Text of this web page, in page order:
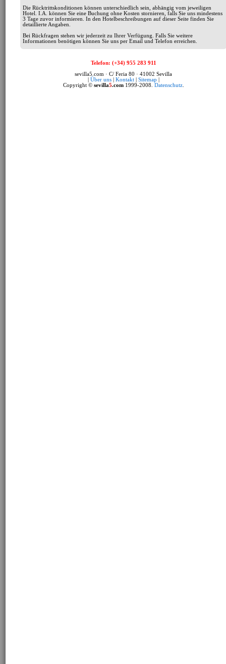
Die Rücktrittskonditionen können unterschiedlich sein, abhängig vom jeweiligen
Hotel. I.A. können Sie eine Buchung ohne Kosten stornieren, falls Sie uns mindestens
3 Tage zuvor informieren. In den Hotelbeschreibungen auf dieser Seite finden Sie
detaillierte Angaben.
Bei Rückfragen stehen wir jederzeit zu Ihrer Verfügung. Falls Sie weitere
Informationen benötigen können Sie uns per Email und Telefon erreichen.
Telefon: (+34) 955 283 911
sevilla5.com · C/ Feria 80 · 41002 Sevilla
Über uns| Kontakt| Sitemap
Copyright © sevilla5.com1999-2008. Datenschutz.